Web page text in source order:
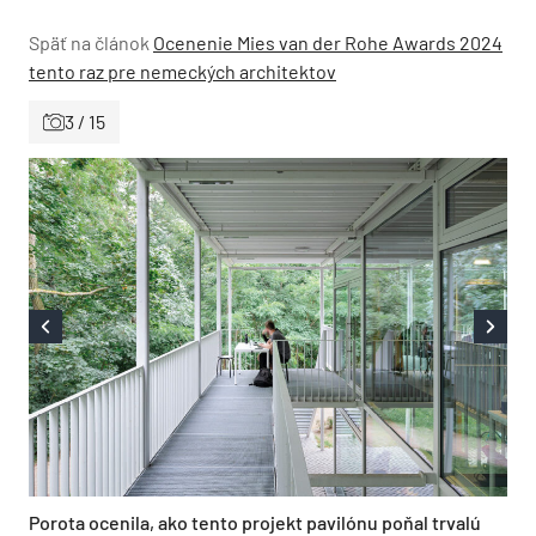
Späť na článok Ocenenie Mies van der Rohe Awards 2024
tento raz pre nemeckých architektov
3 / 15
Porota ocenila, ako tento projekt pavilónu poňal trvalú